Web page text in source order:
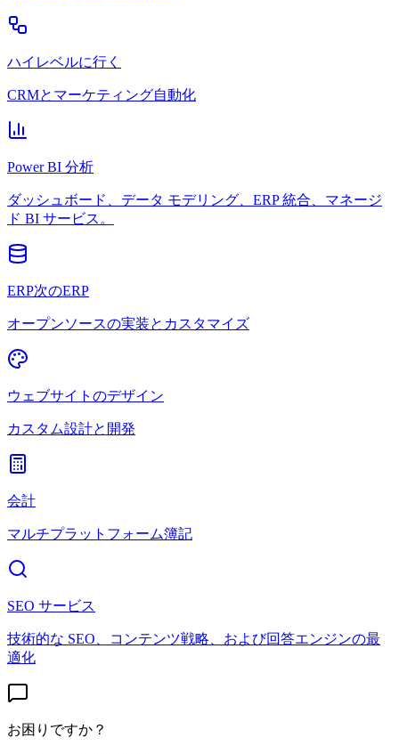
ハイレベルに行く
CRMとマーケティング自動化
Power BI 分析
ダッシュボード、データ モデリング、ERP 統合、マネージ
ド BI サービス。
ERP次のERP
オープンソースの実装とカスタマイズ
ウェブサイトのデザイン
カスタム設計と開発
会計
マルチプラットフォーム簿記
SEO サービス
技術的な SEO、コンテンツ戦略、および回答エンジンの最
適化
お困りですか？